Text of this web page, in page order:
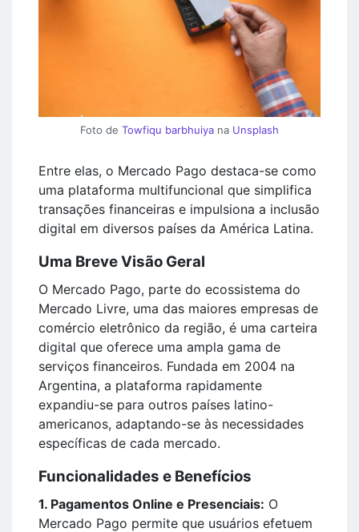
Foto de Towfiqu barbhuiya na Unsplash
Entre elas, o Mercado Pago destaca-se como
uma plataforma multifuncional que simplifica
transações financeiras e impulsiona a inclusão
digital em diversos países da América Latina.
Uma Breve Visão Geral
O Mercado Pago, parte do ecossistema do
Mercado Livre, uma das maiores empresas de
comércio eletrônico da região, é uma carteira
digital que oferece uma ampla gama de
serviços financeiros. Fundada em 2004 na
Argentina, a plataforma rapidamente
expandiu-se para outros países latino-
americanos, adaptando-se às necessidades
específicas de cada mercado.
Funcionalidades e Benefícios
1. Pagamentos Online e Presenciais: O
Mercado Pago permite que usuários efetuem